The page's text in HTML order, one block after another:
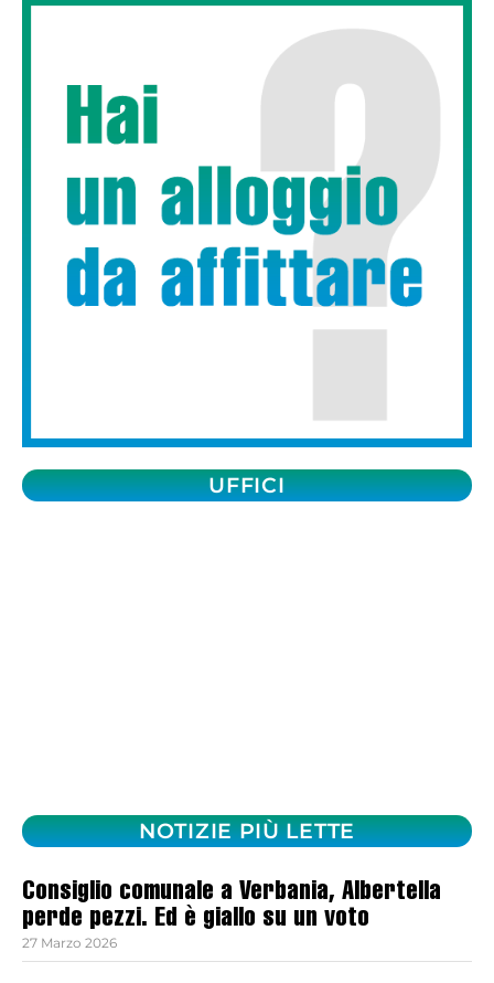
UFFICI
NOTIZIE PIÙ LETTE
Consiglio comunale a Verbania, Albertella
perde pezzi. Ed è giallo su un voto
27 Marzo 2026